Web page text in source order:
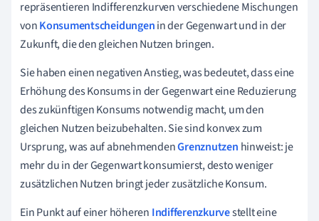
repräsentieren Indifferenzkurven verschiedene Mischungen
vonKonsumentscheidungenin der Gegenwart und in der
Zukunft, die den gleichen Nutzen bringen.
Sie haben einen negativen Anstieg, was bedeutet, dass eine
Erhöhung des Konsums in der Gegenwart eine Reduzierung
des zukünftigen Konsums notwendig macht, um den
gleichen Nutzen beizubehalten. Sie sind konvex zum
Ursprung, was auf abnehmendenGrenznutzen hinweist: je
mehr du in der Gegenwart konsumierst, desto weniger
zusätzlichen Nutzen bringt jeder zusätzliche Konsum.
Ein Punkt auf einer höheren Indifferenzkurvestellt eine